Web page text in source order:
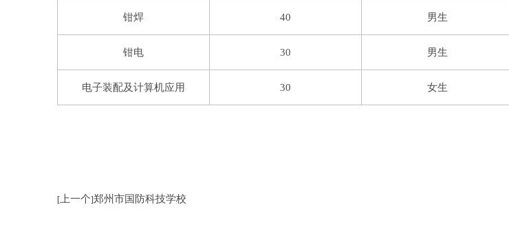
钳焊 40 男生
钳电 30 男生
电子装配及计算机应用 30 女生
[ 上一个]郑州市国防科技学校